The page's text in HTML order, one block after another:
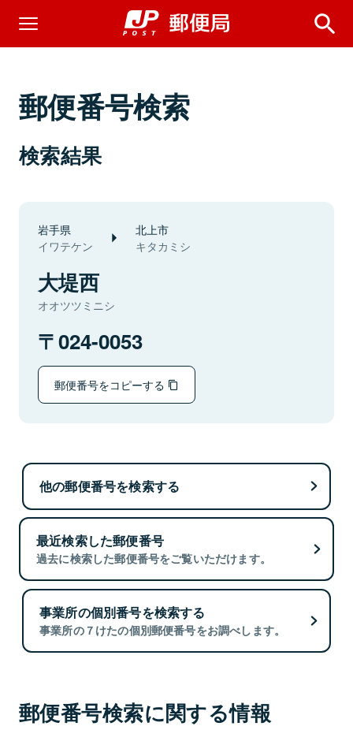
郵便番号検索
検索結果
岩手県
イワテケン
北上市
キタカミシ
大堤西
オオツツミニシ
024-0053
郵便番号をコピーする
他の郵便番号を検索する
最近検索した郵便番号
過去に検索した郵便番号をご覧いただけます。
事業所の個別番号を検索する
事業所の７けたの個別郵便番号をお調べします。
郵便番号検索に関する情報